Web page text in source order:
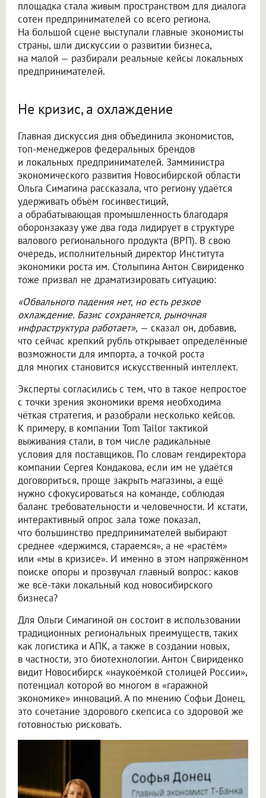
площадка стала живым пространством для диалога
сотен предпринимателей со всего региона.
На большой сцене выступали главные экономисты
страны, шли дискуссии о развитии бизнеса,
на малой — разбирали реальные кейсы локальных
предпринимателей.
Не кризис, а охлаждение
Главная дискуссия дня объединила экономистов,
топ-менеджеров федеральных брендов
и локальных предпринимателей. Замминистра
экономического развития Новосибирской области
Ольга Симагина рассказала, что региону удаётся
удерживать объём госинвестиций,
а обрабатывающая промышленность благодаря
оборонзаказу уже два года лидирует в структуре
валового регионального продукта (ВРП). В свою
очередь, исполнительный директор Института
экономики роста им. Столыпина Антон Свириденко
тоже призвал не драматизировать ситуацию:
«Обвального падения нет, но есть резкое
охлаждение. Базис сохраняется, рыночная
инфраструктура работает», — сказал он, добавив,
что сейчас крепкий рубль открывает определённые
возможности для импорта, а точкой роста
для многих становится искусственный интеллект.
Эксперты согласились с тем, что в такое непростое
с точки зрения экономики время необходима
чёткая стратегия, и разобрали несколько кейсов.
К примеру, в компании Tom Tailor тактикой
выживания стали, в том числе радикальные
условия для поставщиков. По словам гендиректора
компании Сергея Кондакова, если им не удаётся
договориться, проще закрыть магазины, а ещё
нужно сфокусироваться на команде, соблюдая
баланс требовательности и человечности. И кстати,
интерактивный опрос зала тоже показал,
что большинство предпринимателей выбирают
среднее «держимся, стараемся», а не «растём»
или «мы в кризисе». И именно в этом напряжённом
поиске опоры и прозвучал главный вопрос: каков
же всё-таки локальный код новосибирского
бизнеса?
Для Ольги Симагиной он состоит в использовании
традиционных региональных преимуществ, таких
как логистика и АПК, а также в создании новых,
в частности, это биотехнологии. Антон Свириденко
видит Новосибирск «наукоёмкой столицей России»,
потенциал которой во многом в «гаражной
экономике» инноваций. А по мнению Софьи Донец,
это сочетание здорового скепсиса со здоровой же
готовностью рисковать.